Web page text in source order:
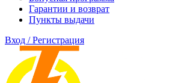
Гарантии и возврат
Пункты выдачи
Вход / Регистрация